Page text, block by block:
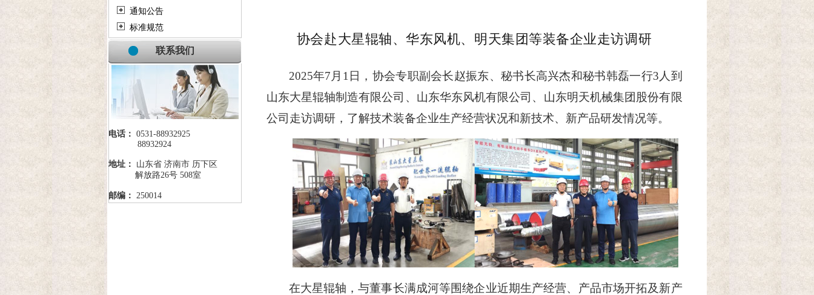
通知公告
标准规范
联系我们
电话： 0531-88932925
88932924
地址：
山东省 济南市 历下区
解放路26号 508室
邮编： 250014
协会赴大星辊轴、华东风机、明天集团等装备企业走访调研
2025年7月1日，协会专职副会长赵振东、秘书长高兴杰和秘书韩磊一行3人到
山东大星辊轴制造有限公司、山东华东风机有限公司、山东明天机械集团股份有限
公司走访调研，了解技术装备企业生产经营状况和新技术、新产品研发情况等。
在大星辊轴，与董事长满成河等围绕企业近期生产经营、产品市场开拓及新产